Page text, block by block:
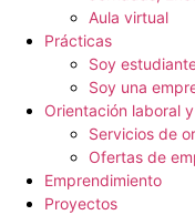
Aula virtual
Prácticas
Soy
Soy una
Orientación laboral
Servicios de
Ofertas de
Emprendimiento
Proyectos